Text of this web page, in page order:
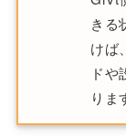
きる
けば
ド
りま